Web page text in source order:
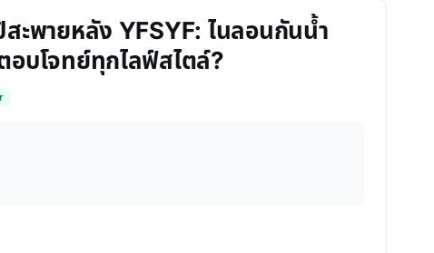
ป้สะพายหลัง YFSYF: ไนลอนกันน้ำ
อบโจทย์ทุกไลฟ์สไตล์?